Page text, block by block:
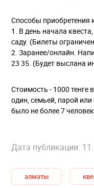
Способы приобретения
1. В день начала
саду. (Билеты
2. Заранее/онлайн.
23 35. (Будет выслана
Стоимость - 1000 тенге
один, семьей, парой
было не более 7
Дата публикации:
алматы